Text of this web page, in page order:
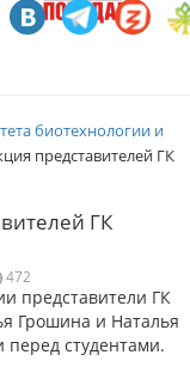
биотехнологии и
представителей ГК
ГК
472
представители ГК
Грошина и Наталья
перед студентами.